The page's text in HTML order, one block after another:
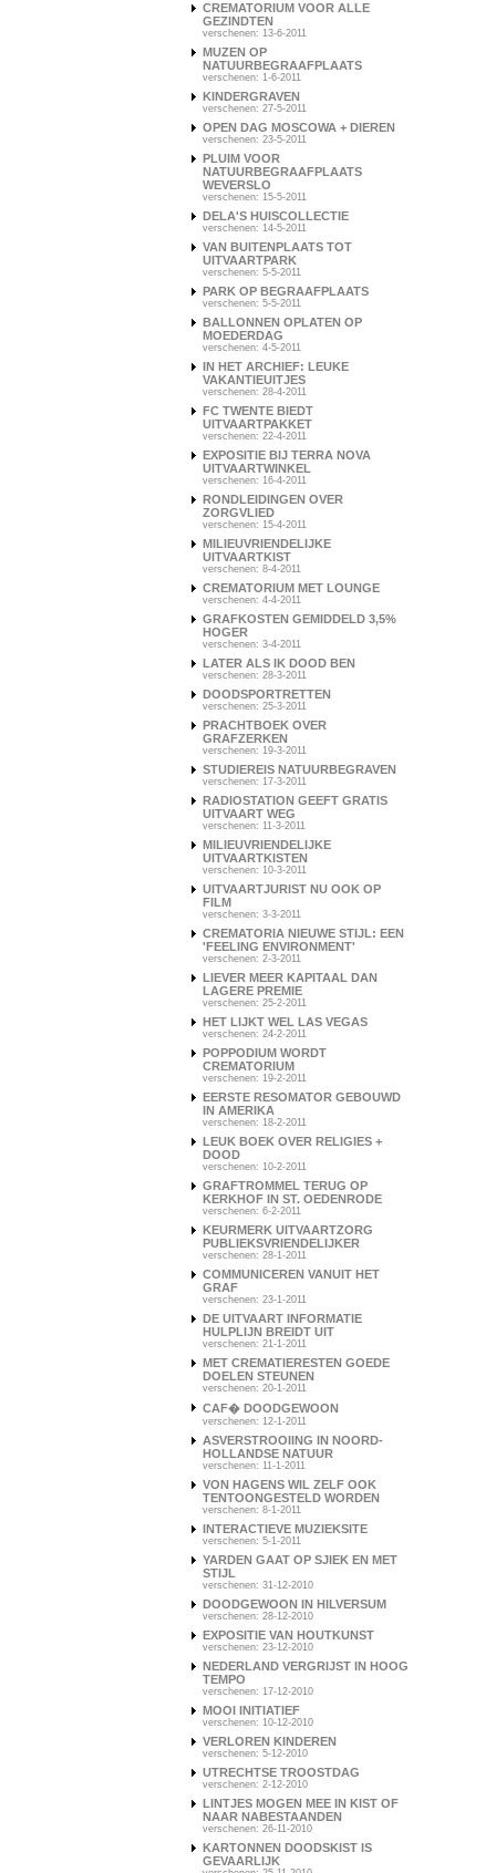
CREMATORIUM VOOR ALLE
GEZINDTEN
verschenen: 13-6-2011
MUZEN OP
NATUURBEGRAAFPLAATS
verschenen: 1-6-2011
KINDERGRAVEN
verschenen: 27-5-2011
OPEN DAG MOSCOWA + DIEREN
verschenen: 23-5-2011
PLUIM VOOR
NATUURBEGRAAFPLAATS
WEVERSLO
verschenen: 15-5-2011
DELA'S HUISCOLLECTIE
verschenen: 14-5-2011
VAN BUITENPLAATS TOT
UITVAARTPARK
verschenen: 5-5-2011
PARK OP BEGRAAFPLAATS
verschenen: 5-5-2011
BALLONNEN OPLATEN OP
MOEDERDAG
verschenen: 4-5-2011
IN HET ARCHIEF: LEUKE
VAKANTIEUITJES
verschenen: 28-4-2011
FC TWENTE BIEDT
UITVAARTPAKKET
verschenen: 22-4-2011
EXPOSITIE BIJ TERRA NOVA
UITVAARTWINKEL
verschenen: 16-4-2011
RONDLEIDINGEN OVER
ZORGVLIED
verschenen: 15-4-2011
MILIEUVRIENDELIJKE
UITVAARTKIST
verschenen: 8-4-2011
CREMATORIUM MET LOUNGE
verschenen: 4-4-2011
GRAFKOSTEN GEMIDDELD 3,5%
HOGER
verschenen: 3-4-2011
LATER ALS IK DOOD BEN
verschenen: 28-3-2011
DOODSPORTRETTEN
verschenen: 25-3-2011
PRACHTBOEK OVER
GRAFZERKEN
verschenen: 19-3-2011
STUDIEREIS NATUURBEGRAVEN
verschenen: 17-3-2011
RADIOSTATION GEEFT GRATIS
UITVAART WEG
verschenen: 11-3-2011
MILIEUVRIENDELIJKE
UITVAARTKISTEN
verschenen: 10-3-2011
UITVAARTJURIST NU OOK OP
FILM
verschenen: 3-3-2011
CREMATORIA NIEUWE STIJL: EEN
'FEELING ENVIRONMENT'
verschenen: 2-3-2011
LIEVER MEER KAPITAAL DAN
LAGERE PREMIE
verschenen: 25-2-2011
HET LIJKT WEL LAS VEGAS
verschenen: 24-2-2011
POPPODIUM WORDT
CREMATORIUM
verschenen: 19-2-2011
EERSTE RESOMATOR GEBOUWD
IN AMERIKA
verschenen: 18-2-2011
LEUK BOEK OVER RELIGIES +
DOOD
verschenen: 10-2-2011
GRAFTROMMEL TERUG OP
KERKHOF IN ST. OEDENRODE
verschenen: 6-2-2011
KEURMERK UITVAARTZORG
PUBLIEKSVRIENDELIJKER
verschenen: 28-1-2011
COMMUNICEREN VANUIT HET
GRAF
verschenen: 23-1-2011
DE UITVAART INFORMATIE
HULPLIJN BREIDT UIT
verschenen: 21-1-2011
MET CREMATIERESTEN GOEDE
DOELEN STEUNEN
verschenen: 20-1-2011
CAF� DOODGEWOON
verschenen: 12-1-2011
ASVERSTROOIING IN NOORD-
HOLLANDSE NATUUR
verschenen: 11-1-2011
VON HAGENS WIL ZELF OOK
TENTOONGESTELD WORDEN
verschenen: 8-1-2011
INTERACTIEVE MUZIEKSITE
verschenen: 5-1-2011
YARDEN GAAT OP SJIEK EN MET
STIJL
verschenen: 31-12-2010
DOODGEWOON IN HILVERSUM
verschenen: 28-12-2010
EXPOSITIE VAN HOUTKUNST
verschenen: 23-12-2010
NEDERLAND VERGRIJST IN HOOG
TEMPO
verschenen: 17-12-2010
MOOI INITIATIEF
verschenen: 10-12-2010
VERLOREN KINDEREN
verschenen: 5-12-2010
UTRECHTSE TROOSTDAG
verschenen: 2-12-2010
LINTJES MOGEN MEE IN KIST OF
NAAR NABESTAANDEN
verschenen: 26-11-2010
KARTONNEN DOODSKIST IS
GEVAARLIJK